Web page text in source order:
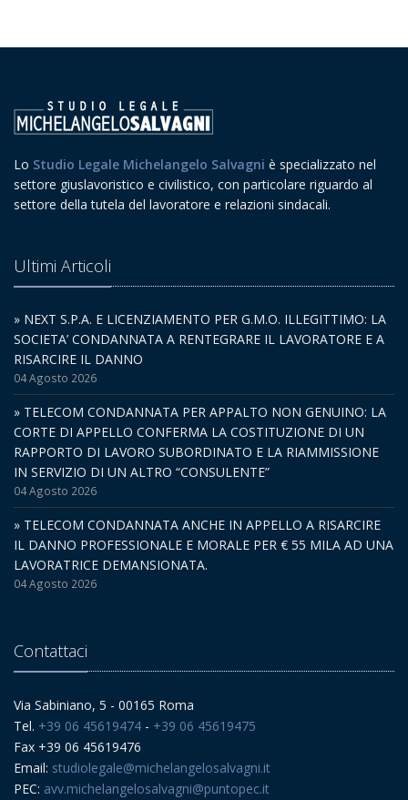
Lo Studio Legale Michelangelo Salvagni è specializzato nel
settore giuslavoristico e civilistico, con particolare riguardo al
settore della tutela del lavoratore e relazioni sindacali.
Ultimi Articoli
» NEXT S.P.A. E LICENZIAMENTO PER G.M.O. ILLEGITTIMO: LA
SOCIETA’ CONDANNATA A RENTEGRARE IL LAVORATORE E A
RISARCIRE IL DANNO
04 Agosto 2026
» TELECOM CONDANNATA PER APPALTO NON GENUINO: LA
CORTE DI APPELLO CONFERMA LA COSTITUZIONE DI UN
RAPPORTO DI LAVORO SUBORDINATO E LA RIAMMISSIONE
IN SERVIZIO DI UN ALTRO “CONSULENTE”
04 Agosto 2026
» TELECOM CONDANNATA ANCHE IN APPELLO A RISARCIRE
IL DANNO PROFESSIONALE E MORALE PER € 55 MILA AD UNA
LAVORATRICE DEMANSIONATA.
04 Agosto 2026
Contattaci
Via Sabiniano, 5 - 00165 Roma
Tel. +39 06 45619474 - +39 06 45619475
Fax +39 06 45619476
Email: studiolegale@michelangelosalvagni.it
PEC: avv.michelangelosalvagni@puntopec.it